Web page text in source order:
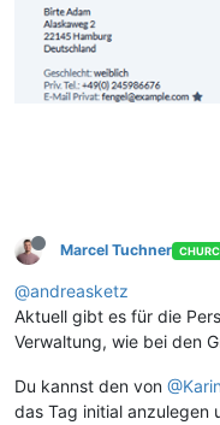
Marcel Tuchner
@andreasketz
Aktuell gibt es für die
Verwaltung, wie bei den
Du kannst den von
das Tag initial anzulegen